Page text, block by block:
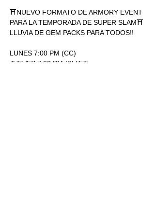
⛩NUEVO FORMATO DE ARMORY EVENT
PARA LA TEMPORADA DE SUPER SLAM⛩
LLUVIA DE GEM PACKS PARA TODOS!!
LUNES 7:00 PM (CC)
JUEVES 7:00 PM (BLITZ)